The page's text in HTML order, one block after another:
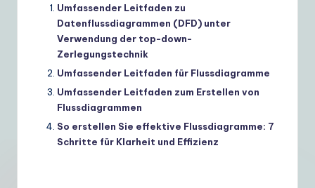
Umfassender Leitfaden zu
Datenflussdiagrammen (DFD) unter
Verwendung der top-down-
Zerlegungstechnik
Umfassender Leitfaden für Flussdiagramme
Umfassender Leitfaden zum Erstellen von
Flussdiagrammen
So erstellen Sie effektive Flussdiagramme: 7
Schritte für Klarheit und Effizienz